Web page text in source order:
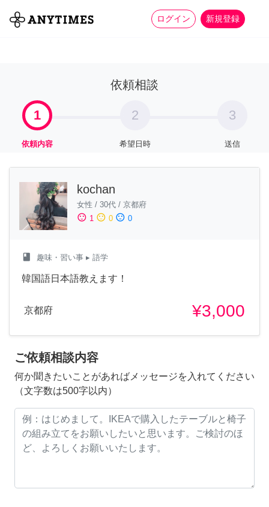
ログイン 新規登録
全て 家事 more_horiz
依頼相談
1
依頼内容
2
希望日時
3
送信
kochan
女性 / 30代 / 京都府
sentiment_satisfied 1 sentiment_neutral 0 sentiment_dissatisfied 0
class 趣味・習い事 ▸ 語学
韓国語日本語教えます！
京都府 ¥3,000
ご依頼相談内容
何か聞きたいことがあればメッセージを入れてください
（文字数は500字以内）